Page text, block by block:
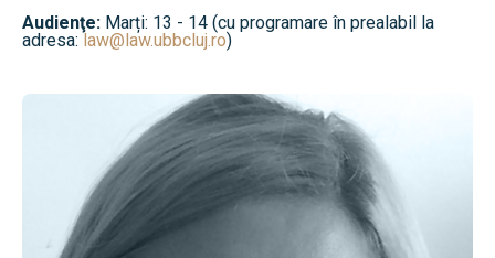
Audienţe: Marți: 13 - 14 (cu programare în prealabil la
adresa:law@law.ubbcluj.ro)